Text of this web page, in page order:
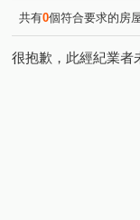
新莊街(1)
華安街(1)
共有0個符合要求的房
很抱歉，此經紀業者